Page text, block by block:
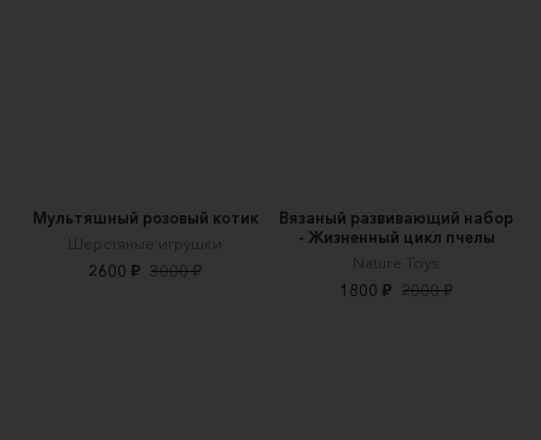
Мультяшный розовый котик
Шерстяные игрушки
2600 ₽ 3000 ₽
Вязаный развивающий набор
- Жизненный цикл пчелы
Nature Toys
1800 ₽ 2000 ₽